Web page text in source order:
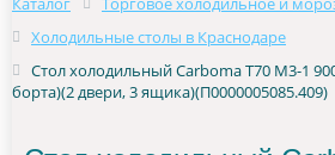
Холодильные столы в Краснодаре
Стол холодильный Carboma T70 M3-1
борта)(2 двери, 3 ящика)(П0000005085.409)